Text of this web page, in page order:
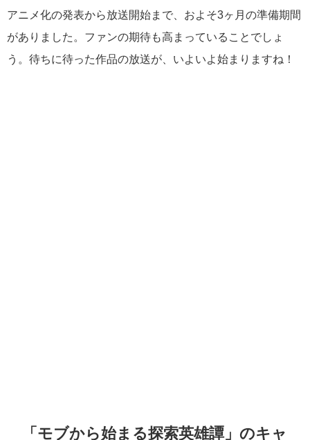
アニメ化の発表から放送開始まで、およそ3ヶ月の準備期間
がありました。ファンの期待も高まっていることでしょ
う。待ちに待った作品の放送が、いよいよ始まりますね！
「モブから始まる探索英雄譚」のキャ